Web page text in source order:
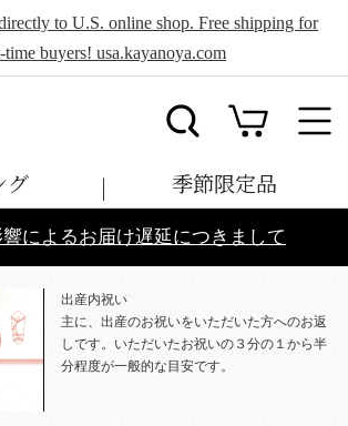
to U.S. online shop. Free shipping for
time buyers! usa.kayanoya.com
グ 季節限定品
によるお届け遅延につきまして
出産内祝い
主に、出産のお祝いをいただいた方へのお返
しです。いただいたお祝いの３分の１から半
分程度が一般的な目安です。